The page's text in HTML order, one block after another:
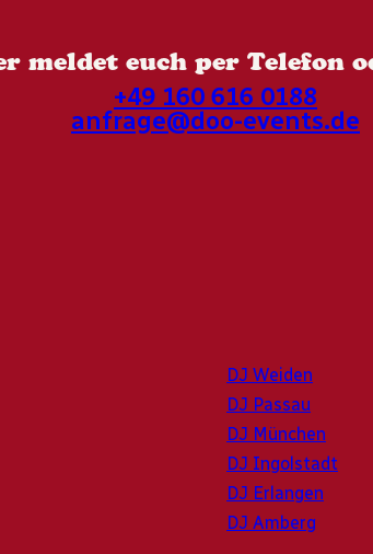
meldet euch per Telefon
+49 160 616 0188
anfrage@doo-events.de
DJ Weiden
DJ Passau
DJ München
DJ Ingolstadt
DJ Erlangen
DJ Amberg